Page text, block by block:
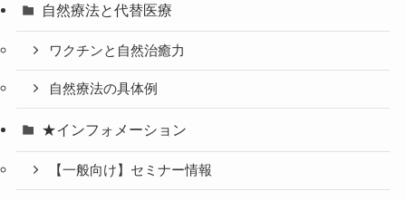
自然療法と代替医療
ワクチンと自然治癒力
自然療法の具体例
★インフォメーション
【一般向け】セミナー情報